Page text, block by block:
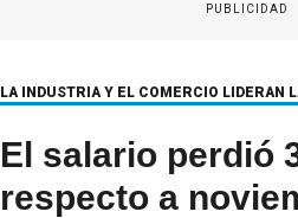
PUBLICIDAD
LA INDUSTRIA Y EL COMERCIO LIDERAN
El salario perdió
respecto a